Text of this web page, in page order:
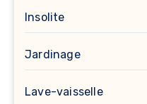
Insolite
Jardinage
Lave-vaisselle